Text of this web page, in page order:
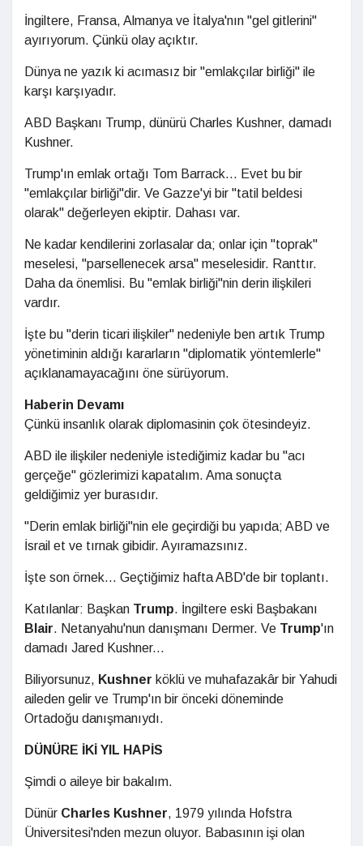
İngiltere, Fransa, Almanya ve İtalya'nın "gel gitlerini"
ayırıyorum. Çünkü olay açıktır.
Dünya ne yazık ki acımasız bir "emlakçılar birliği" ile
karşı karşıyadır.
ABD Başkanı Trump, dünürü Charles Kushner, damadı
Kushner.
Trump'ın emlak ortağı Tom Barrack... Evet bu bir
"emlakçılar birliği"dir. Ve Gazze'yi bir "tatil beldesi
olarak" değerleyen ekiptir. Dahası var.
Ne kadar kendilerini zorlasalar da; onlar için "toprak"
meselesi, "parsellenecek arsa" meselesidir. Ranttır.
Daha da önemlisi. Bu "emlak birliği"nin derin ilişkileri
vardır.
İşte bu "derin ticari ilişkiler" nedeniyle ben artık Trump
yönetiminin aldığı kararların "diplomatik yöntemlerle"
açıklanamayacağını öne sürüyorum.
Haberin Devamı
Çünkü insanlık olarak diplomasinin çok ötesindeyiz.
ABD ile ilişkiler nedeniyle istediğimiz kadar bu "acı
gerçeğe" gözlerimizi kapatalım. Ama sonuçta
geldiğimiz yer burasıdır.
"Derin emlak birliği"nin ele geçirdiği bu yapıda; ABD ve
İsrail et ve tırnak gibidir. Ayıramazsınız.
İşte son örnek... Geçtiğimiz hafta ABD'de bir toplantı.
Katılanlar: Başkan Trump. İngiltere eski Başbakanı
Blair. Netanyahu'nun danışmanı Dermer. Ve Trump'ın
damadı Jared Kushner...
Biliyorsunuz, Kushner köklü ve muhafazakâr bir Yahudi
aileden gelir ve Trump'ın bir önceki döneminde
Ortadoğu danışmanıydı.
DÜNÜRE İKİ YIL HAPİS
Şimdi o aileye bir bakalım.
Dünür Charles Kushner, 1979 yılında Hofstra
Üniversitesi'nden mezun oluyor. Babasının işi olan